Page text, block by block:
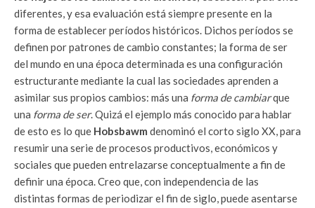
diferentes, y esa evaluación está siempre presente en la
forma de establecer períodos históricos. Dichos períodos se
definen por patrones de cambio constantes; la forma de ser
del mundo en una época determinada es una configuración
estructurante mediante la cual las sociedades aprenden a
asimilar sus propios cambios: más una forma de cambiarque
una forma de ser. Quizá el ejemplo más conocido para hablar
de esto es lo que Hobsbawm denominó el corto siglo XX, para
resumir una serie de procesos productivos, económicos y
sociales que pueden entrelazarse conceptualmente a fin de
definir una época. Creo que, con independencia de las
distintas formas de periodizar el fin de siglo, puede asentarse